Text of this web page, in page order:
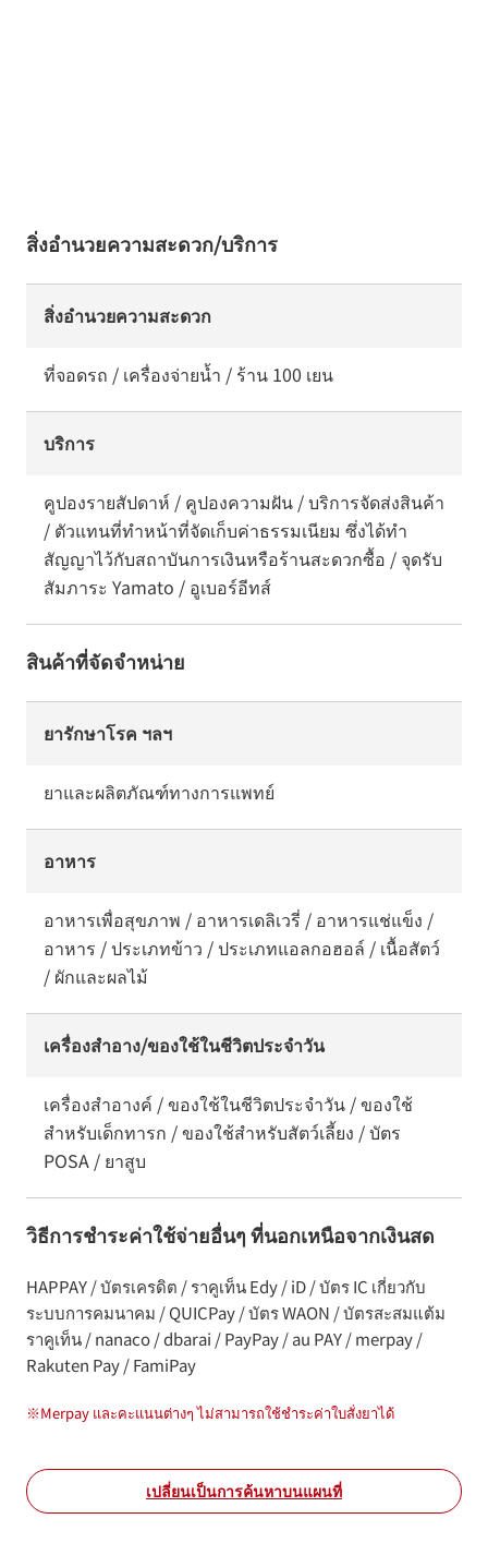
สิ่งอำนวยความสะดวก/บริการ
สิ่งอำนวยความสะดวก
ที่จอดรถ / เครื่องจ่ายน้ำ / ร้าน 100 เยน
บริการ
คูปองรายสัปดาห์ / คูปองความฝัน / บริการจัดส่งสินค้า
/ ตัวแทนที่ทำหน้าที่จัดเก็บค่าธรรมเนียม ซึ่งได้ทำ
สัญญาไว้กับสถาบันการเงินหรือร้านสะดวกซื้อ / จุดรับ
สัมภาระ Yamato / อูเบอร์อีทส์
สินค้าที่จัดจำหน่าย
ยารักษาโรค ฯลฯ
ยาและผลิตภัณฑ์ทางการแพทย์
อาหาร
อาหารเพื่อสุขภาพ / อาหารเดลิเวรี่ / อาหารแช่แข็ง /
อาหาร / ประเภทข้าว / ประเภทแอลกอฮอล์ / เนื้อสัตว์
/ ผักและผลไม้
เครื่องสำอาง/ของใช้ในชีวิตประจำวัน
เครื่องสำอางค์ / ของใช้ในชีวิตประจำวัน / ของใช้
สำหรับเด็กทารก / ของใช้สำหรับสัตว์เลี้ยง / บัตร
POSA / ยาสูบ
วิธีการชำระค่าใช้จ่ายอื่นๆ ที่นอกเหนือจากเงินสด
HAPPAY / บัตรเครดิต / ราคูเท็น Edy / iD / บัตร IC เกี่ยวกับ
ระบบการคมนาคม / QUICPay / บัตร WAON / บัตรสะสมแต้ม
ราคูเท็น / nanaco / dbarai / PayPay / au PAY / merpay /
Rakuten Pay / FamiPay
※Merpay และคะแนนต่างๆ ไม่สามารถใช้ชำระค่าใบสั่งยาได้
เปลี่ยนเป็นการค้นหาบนแผนที่